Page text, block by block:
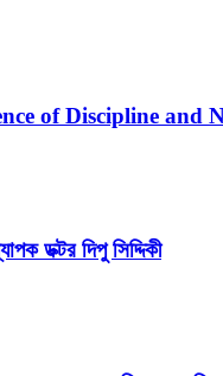
of Discipline
ডক্টর দিপু সিদ্দিকী